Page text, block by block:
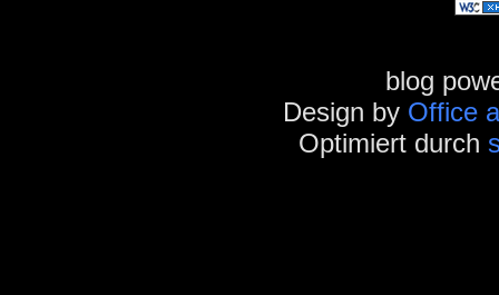
blog
Design by Office
Optimiert durch